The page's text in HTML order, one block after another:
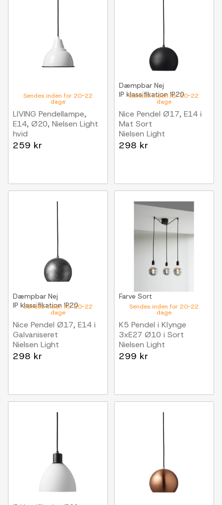
Sendes inden for 20-22
dage
LIVING Pendellampe,
E14, Ø20, Nielsen Light
hvid
259 kr
Sendes inden for 20-22
dage
Dæmpbar Nej
IP klassifikation IP20
Nice Pendel Ø17, E14 i
Mat Sort
Nielsen Light
298 kr
Sendes inden for 20-22
dage
Dæmpbar Nej
IP klassifikation IP20
Nice Pendel Ø17, E14 i
Galvaniseret
Nielsen Light
298 kr
Sendes inden for 20-22
dage
Farve Sort
K5 Pendel i Klynge
3xE27 Ø10 i Sort
Nielsen Light
299 kr